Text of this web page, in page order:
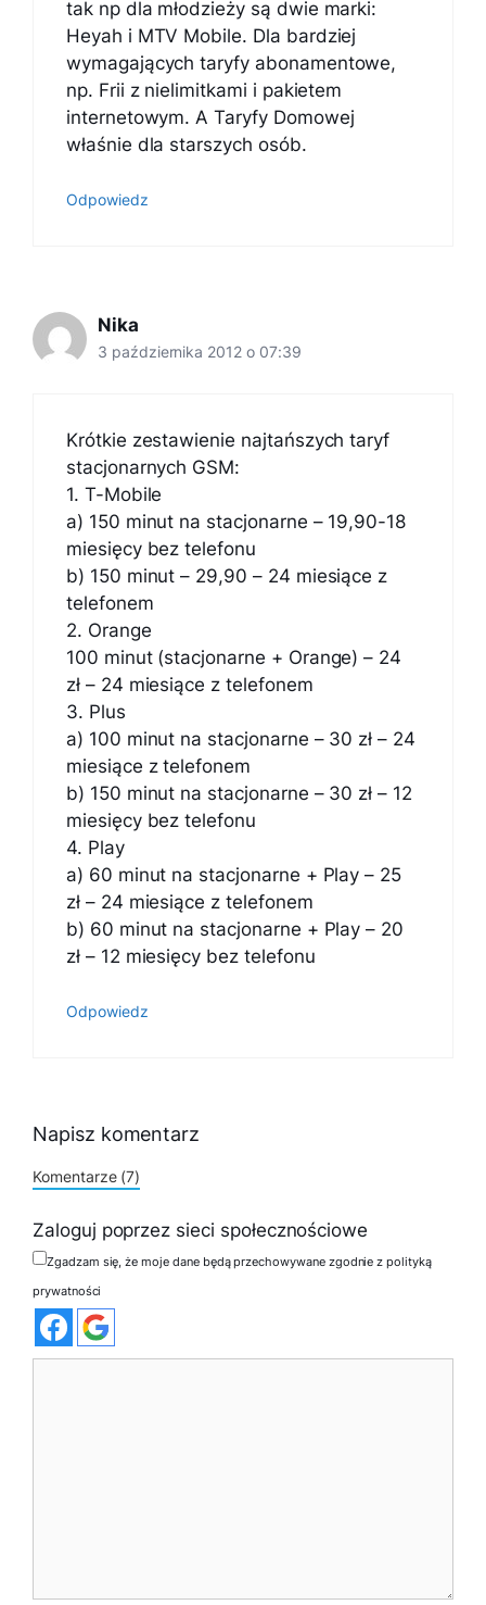
tak np dla młodzieży są dwie marki:
Heyah i MTV Mobile. Dla bardziej
wymagających taryfy abonamentowe,
np. Frii z nielimitkami i pakietem
internetowym. A Taryfy Domowej
właśnie dla starszych osób.
Odpowiedz
Nika
3 października 2012 o 07:39
Krótkie zestawienie najtańszych taryf
stacjonarnych GSM:
1. T-Mobile
a) 150 minut na stacjonarne – 19,90-18
miesięcy bez telefonu
b) 150 minut – 29,90 – 24 miesiące z
telefonem
2. Orange
100 minut (stacjonarne + Orange) – 24
zł – 24 miesiące z telefonem
3. Plus
a) 100 minut na stacjonarne – 30 zł – 24
miesiące z telefonem
b) 150 minut na stacjonarne – 30 zł – 12
miesięcy bez telefonu
4. Play
a) 60 minut na stacjonarne + Play – 25
zł – 24 miesiące z telefonem
b) 60 minut na stacjonarne + Play – 20
zł – 12 miesięcy bez telefonu
Odpowiedz
Napisz komentarz
Komentarze (7)
Zaloguj poprzez sieci społecznościowe
Zgadzam się, że moje dane będą przechowywane zgodnie z polityką
prywatności